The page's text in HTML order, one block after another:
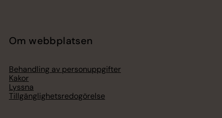
Om webbplatsen
Behandling av personuppgifter
Kakor
Lyssna
Tillgänglighetsredogörelse